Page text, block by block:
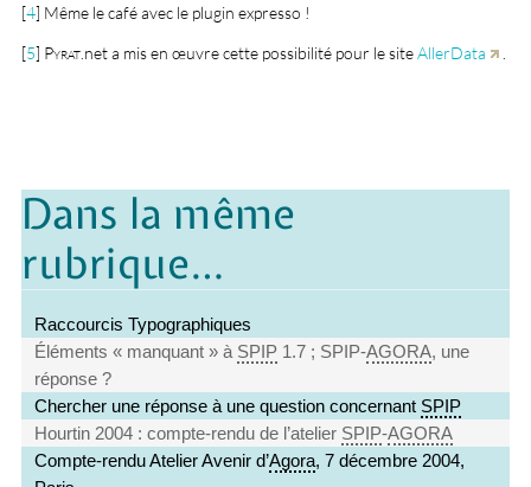
[4] Même le café avec le plugin expresso !
[5] Pyrat .net a mis en œuvre cette possibilité pour le siteAllerData
Dans la même
rubrique…
Raccourcis Typographiques
Éléments « manquant » à SPIP 1.7 ; SPIP-AGORA, une
réponse ?
Chercher une réponse à une question concernant SPIP
Hourtin 2004 : compte-rendu de l’atelier SPIP-AGORA
Compte-rendu Atelier Avenir d’Agora, 7 décembre 2004,